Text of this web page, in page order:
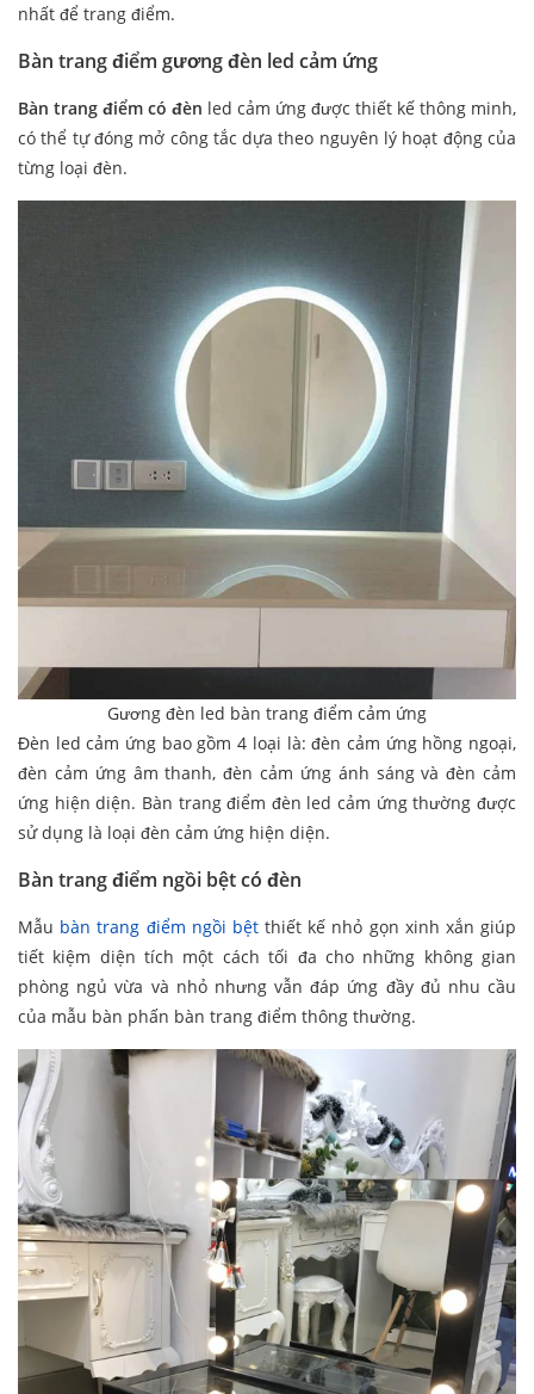
nhất để trang điểm.
Bàn trang điểm gương đèn led cảm ứng
Bàn trang điểm có đèn led cảm ứng được thiết kế thông minh,
có thể tự đóng mở công tắc dựa theo nguyên lý hoạt động của
từng loại đèn.
Gương đèn led bàn trang điểm cảm ứng
Đèn led cảm ứng bao gồm 4 loại là: đèn cảm ứng hồng ngoại,
đèn cảm ứng âm thanh, đèn cảm ứng ánh sáng và đèn cảm
ứng hiện diện. Bàn trang điểm đèn led cảm ứng thường được
sử dụng là loại đèn cảm ứng hiện diện.
Bàn trang điểm ngồi bệt có đèn
Mẫu bàn trang điểm ngồi bệtthiết kế nhỏ gọn xinh xắn giúp
tiết kiệm diện tích một cách tối đa cho những không gian
phòng ngủ vừa và nhỏ nhưng vẫn đáp ứng đầy đủ nhu cầu
của mẫu bàn phấn bàn trang điểm thông thường.